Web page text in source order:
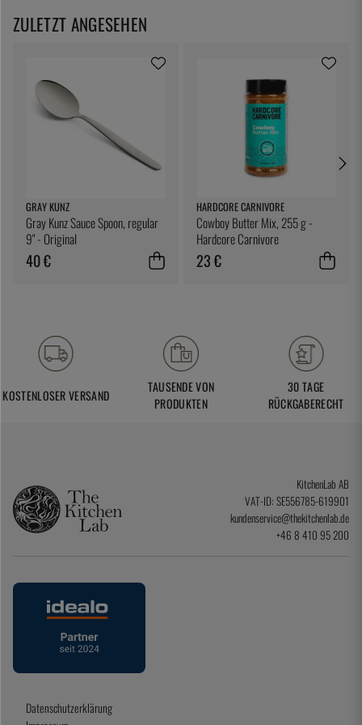
ZULETZT ANGESEHEN
GRAY KUNZ
Gray Kunz Sauce Spoon, regular
9" - Original
40 €
HARDCORE CARNIVORE
Cowboy Butter Mix, 255 g -
Hardcore Carnivore
23 €
KOSTENLOSER VERSAND
TAUSENDE VON
PRODUKTEN
30 TAGE
RÜCKGABERECHT
KitchenLab AB
VAT-ID: SE556785-619901
kundenservice@thekitchenlab.de
+46 8 410 95 200
Datenschutzerklärung